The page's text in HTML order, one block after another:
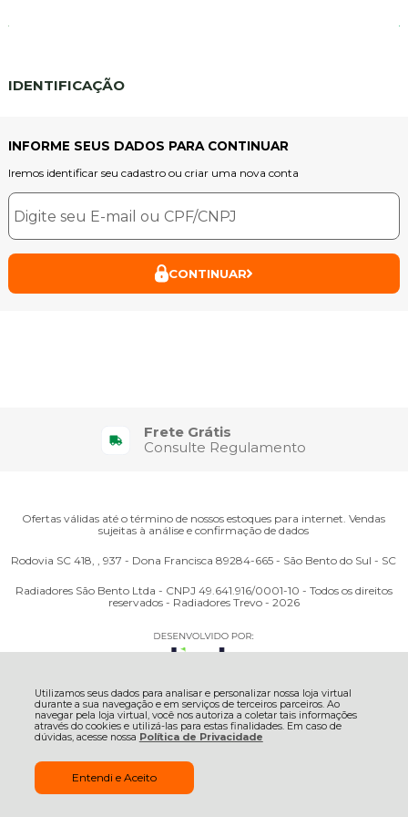
Utilizamos seus dados para analisar e personalizar nossa loja virtual
durante a sua navegação e em serviços de terceiros parceiros. Ao
navegar pela loja virtual, você nos autoriza a coletar tais informações
através do cookies e utilizá-las para estas finalidades. Em caso de
dúvidas, acesse nossa Política de Privacidade
Entendi e Aceito
IDENTIFICAÇÃO
INFORME SEUS DADOS PARA CONTINUAR
Iremos identificar seu cadastro ou criar uma nova conta
CONTINUAR
Frete Grátis
Consulte Regulamento
Ofertas válidas até o término de nossos estoques para internet. Vendas
sujeitas à análise e confirmação de dados
Rodovia SC 418, , 937 - Dona Francisca 89284-665 - São Bento do Sul - SC
Radiadores São Bento Ltda - CNPJ 49.641.916/0001-10 - Todos os direitos
reservados - Radiadores Trevo - 2026